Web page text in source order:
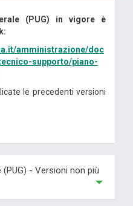
(PUG) in vigore è
amministrazione/doc
supporto/piano-
le precedenti versioni
- Versioni non più